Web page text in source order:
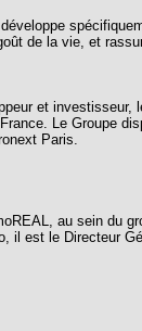
de la vie, et
et
Le Groupe
Paris.
au sein du
il est le Directeur